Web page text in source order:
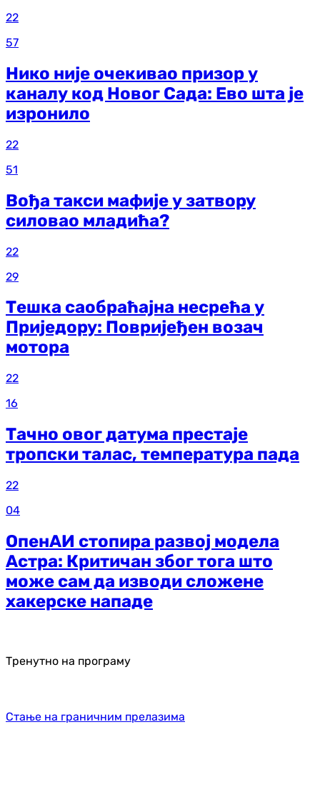
22
57
Нико није очекивао призор у
каналу код Новог Сада: Ево шта је
изронило
22
51
Вођа такси мафије у затвору
силовао младића?
22
29
Тешка саобраћајна несрећа у
Приједору: Повријеђен возач
мотора
22
16
Тачно овог датума престаје
тропски талас, температура пада
22
04
ОпенАИ стопира развој модела
Астра: Критичан због тога што
може сам да изводи сложене
хакерске нападе
Тренутно на програму
Стање на граничним прелазима